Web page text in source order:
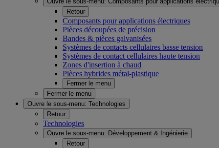
Retour
Composants pour applications électriques
Pièces découpées de précision
Bandes & pièces galvanisées
Systèmes de contacts cellulaires basse tension
Systèmes de contact cellulaires haute tension
Zones d'insertion à chaud
Pièces hybrides métal-plastique
Fermer le menu
Fermer le menu
Ouvre le sous-menu: Technologies
Retour
Technologies
Ouvre le sous-menu: Développement & Ingénierie
Retour